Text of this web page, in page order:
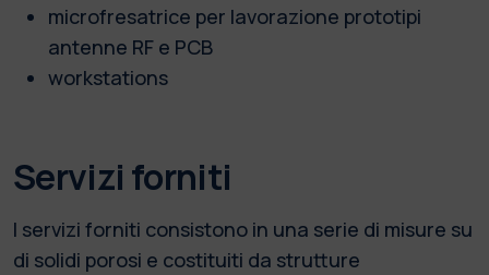
microfresatrice per lavorazione prototipi
antenne RF e PCB
workstations
Servizi forniti
I servizi forniti consistono in una serie di misure su
di solidi porosi e costituiti da strutture